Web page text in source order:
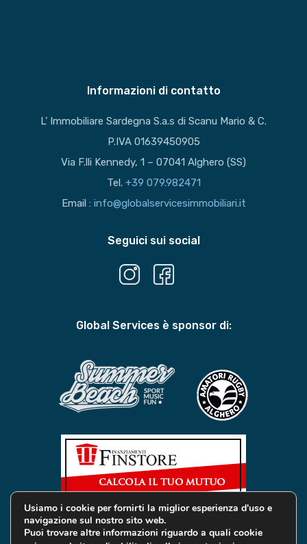
Informazioni di contatto
L’ Immobiliare Sardegna S.a.s di Scanu Mario & C.
P.IVA 01639450905
Via F.lli Kennedy, 1 – 07041 Alghero (SS)
Tel. +39 079.982471
Email : info@globalservicesimmobiliari.it
Seguici sui social
Global Services è sponsor di:
Usiamo i cookie per fornirti la miglior esperienza d'uso e
navigazione sul nostro sito web.
Puoi trovare altre informazioni riguardo a quali cookie